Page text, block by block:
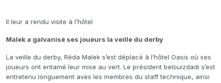
Il leur a rendu visite à l’hôtel
Malek a galvanisé ses joueurs la veille du derby
La veille du derby, Réda Malek s’est déplacé à l’hôtel Oasis où ses
joueurs ont entamé leur mise au vert. Le président belouizdadi s’est
entretenu longuement aves les membres du staff technique, ainsi